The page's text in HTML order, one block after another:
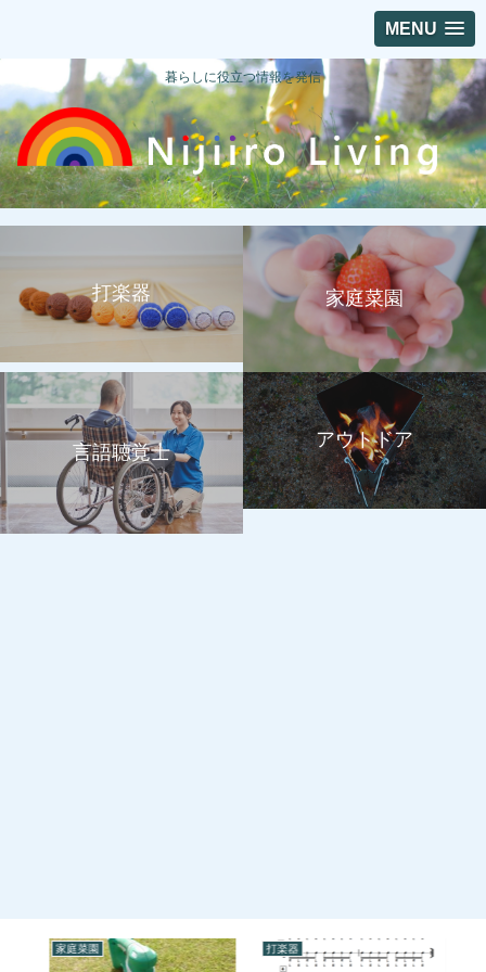
MENU
暮らしに役立つ情報を発信
打楽器 家庭菜園
言語聴覚士
アウトドア
家庭菜園 打楽器